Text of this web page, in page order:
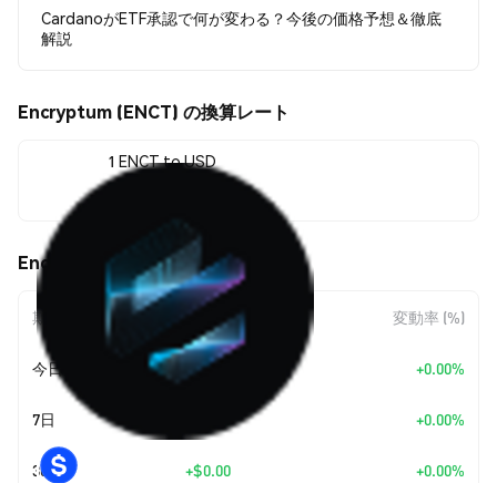
CardanoがETF承認で何が変わる？今後の価格予想＆徹底
解説
Encryptum (ENCT) の換算レート
1 ENCT to USD
Encryptum (ENCT) の価格変動
期間 金額変動 変動率 (%)
今日 +$0.00 +0.00%
7日 +0.00%
30日 +$0.00 +0.00%